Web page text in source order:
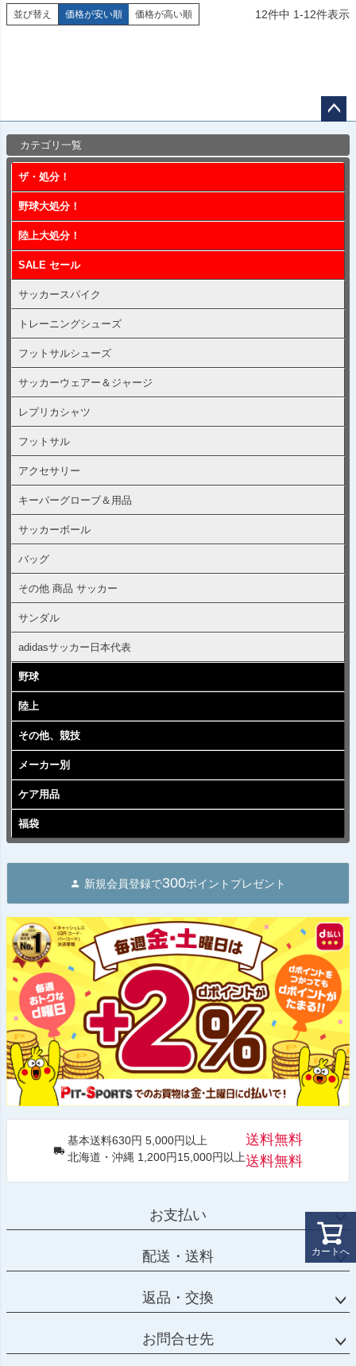
並び替え 価格が安い順 価格が高い順 12件中 1-12件表示
カートへ
カテゴリ一覧
ザ・処分！
野球大処分！
陸上大処分！
SALE セール
サッカースパイク
トレーニングシューズ
フットサルシューズ
サッカーウェアー＆ジャージ
レプリカシャツ
フットサル
アクセサリー
キーパーグローブ＆用品
サッカーボール
バッグ
その他 商品 サッカー
サンダル
adidasサッカー日本代表
野球
陸上
その他、競技
メーカー別
ケア用品
福袋
ップ
新規会員登録で300ポイントプレゼント
基本送料630円 5,000円以上
北海道・沖縄 1,200円15,000円以上
送料無料
送料無料
お支払い
配送・送料
返品・交換
お問合せ先